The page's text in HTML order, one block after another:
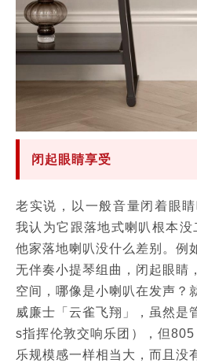
闭起眼睛享受
老实说，以一般音量闭着眼
我认为它跟落地式喇叭根本
他家落地喇叭没什么差别。例
无伴奏小提琴组曲，闭起眼睛
空间，哪像是小喇叭在发声？
威廉士「云雀飞翔」，虽然
s指挥伦敦交响乐团），但
乐规模感一样相当大，而且没